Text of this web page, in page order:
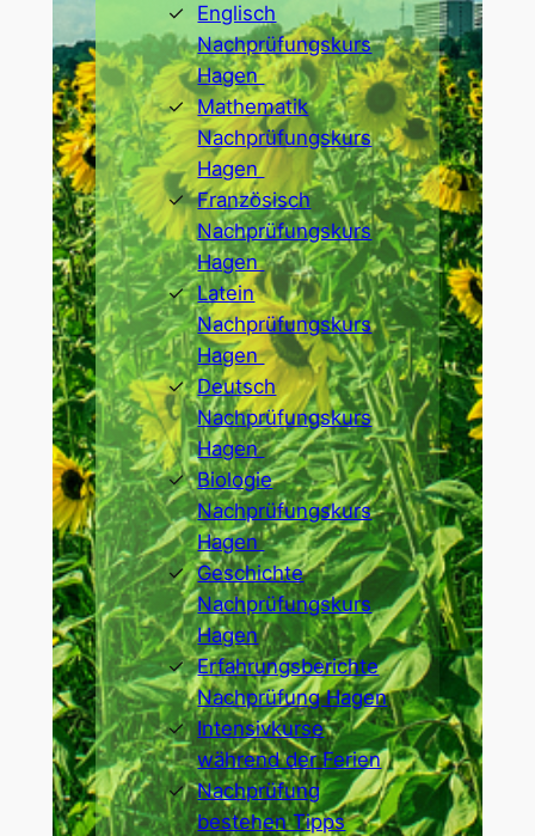
Englisch
Nachprüfungskurs
Hagen
Mathematik
Nachprüfungskurs
Hagen
Französisch
Nachprüfungskurs
Hagen
Latein
Nachprüfungskurs
Hagen
Deutsch
Nachprüfungskurs
Hagen
Biologie
Nachprüfungskurs
Hagen
Geschichte
Nachprüfungskurs
Hagen
Erfahrungsberichte
Nachprüfung Hagen
Intensivkurse
während der Ferien
Nachprüfung
bestehen Tipps